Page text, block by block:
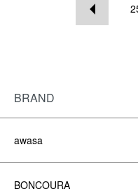
BRAND
awasa
BONCOURA